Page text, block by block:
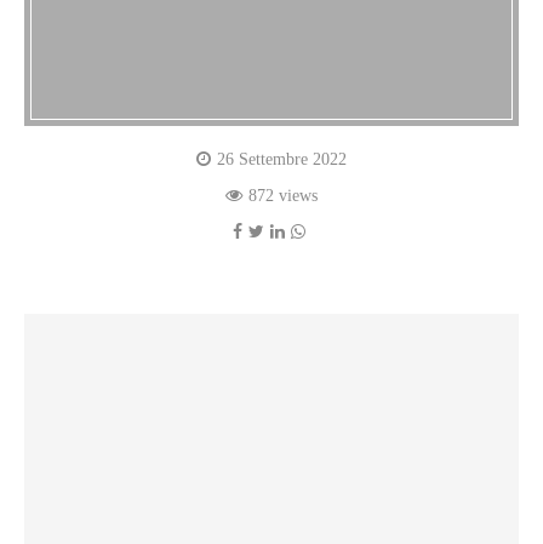
26 Settembre 2022
872 views